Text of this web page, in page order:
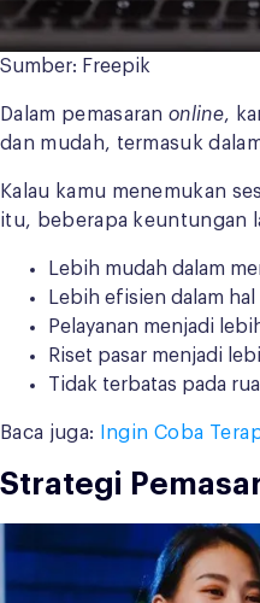
Sumber: Freepik
Dalam pemasaranonline,
dan mudah, termasuk
Kalau kamu menemukan
itu, beberapa keuntungan
Lebih mudah dalam
Lebih efisien dalam hal
Pelayanan menjadi
Riset pasar menjadi
Tidak terbatas pada
Baca juga: Ingin Coba
Strategi